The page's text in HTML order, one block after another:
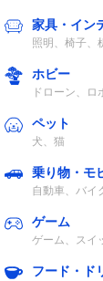
家具・イン
照明、椅子、
ホビー
ドローン、ロ
ペット
犬、猫
乗り物・モ
自動車、バイ
ゲーム
ゲーム、スイ
フード・ド